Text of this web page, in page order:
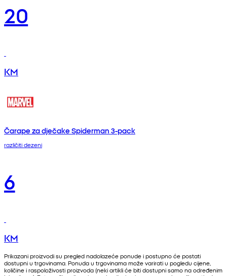
20
KM
Čarape za dječake Spiderman 3-pack
različiti dezeni
6
KM
Prikazani proizvodi su pregled nadolazeće ponude i postupno će postati
dostupni u trgovinama. Ponuda u trgovinama može varirati u pogledu cijene,
količine i raspoloživosti proizvoda (neki artikli će biti dostupni samo na određenim